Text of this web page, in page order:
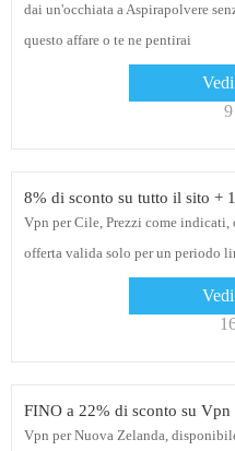
dai un'occhiata a Aspirapolvere
questo affare o te ne pentirai
8% di sconto su tutto il sito +
Vpn per Cile, Prezzi come
offerta valida solo per un periodo
FINO a 22% di sconto su
Vpn per Nuova Zelanda,